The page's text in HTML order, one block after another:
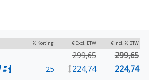
% Korting € Excl. BTW € Incl. % BTW
299,65 299,65
25 224,74 224,74